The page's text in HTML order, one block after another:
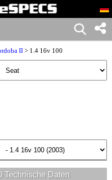
II> 1.4 16v 100
Technische Daten